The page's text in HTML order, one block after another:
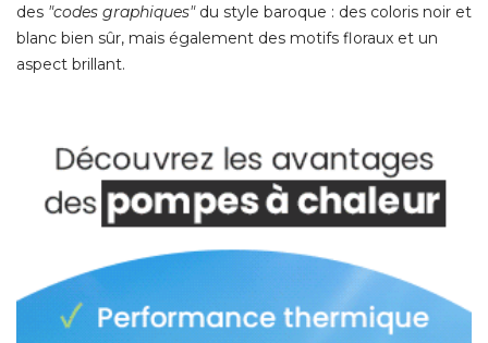
des "codes graphiques" du style baroque : des coloris noir et
blanc bien sûr, mais également des motifs floraux et un
aspect brillant.